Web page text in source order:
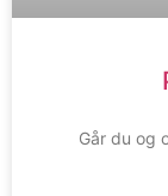
Går du og